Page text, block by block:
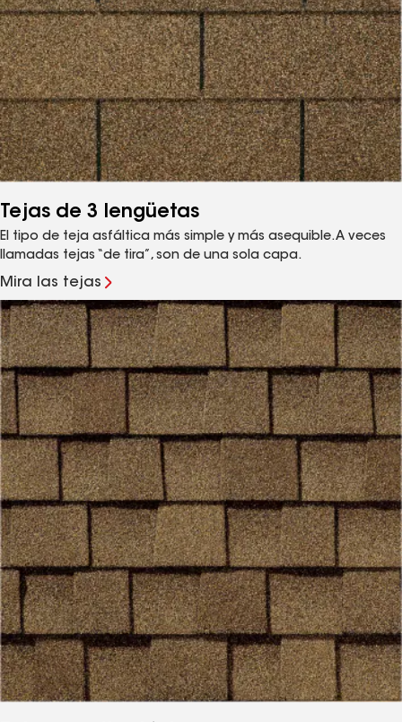
Tejas de 3 lengüetas
El tipo de teja asfáltica más simple y más asequible. A veces
llamadas tejas “de tira”, son de una sola capa.
Mira las tejas